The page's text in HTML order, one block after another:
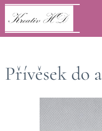
Přívěsek do